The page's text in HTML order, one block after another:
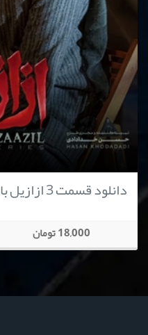
دانلود قسمت 3 ازازیل با کیفیت 1080
18,000 تومان